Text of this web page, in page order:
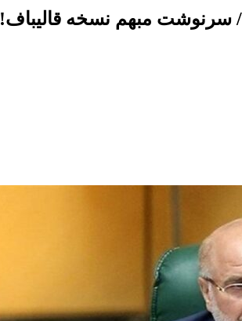
سرنوشت مبهم نسخه قالیباف!